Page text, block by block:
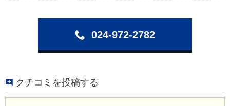
024-972-2782
クチコミを投稿する